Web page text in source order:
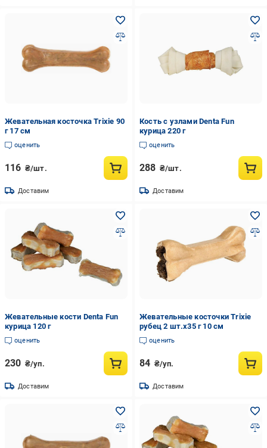
Жевательная косточка Trixie 90
г 17 см
оценить
116 ₴/шт.
Доставим
Кость с узлами Denta Fun
курица 220 г
оценить
288 ₴/шт.
Доставим
Жевательные кости Denta Fun
курица 120 г
оценить
230 ₴/уп.
Доставим
Жевательные косточки Trixie
рубец 2 шт.х35 г 10 см
оценить
84 ₴/уп.
Доставим